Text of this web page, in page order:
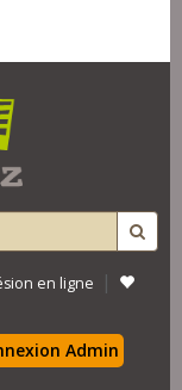
en ligne |
Admin